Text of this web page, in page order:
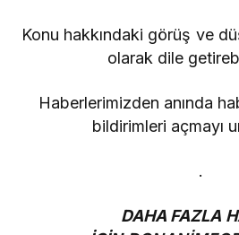
Konu hakkındaki görüş ve
olarak dile
Haberlerimizden anında
bildirimleri açmayı
.
DAHA FAZLA